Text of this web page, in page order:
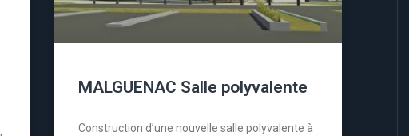
MALGUENAC Salle polyvalente
Construction d’une nouvelle salle polyvalente à